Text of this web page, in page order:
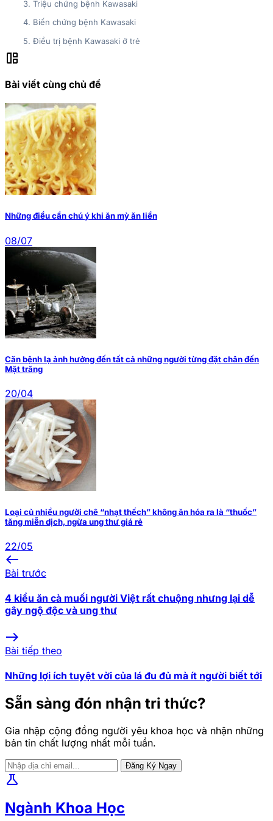
3. Triệu chứng bệnh Kawasaki
4. Biến chứng bệnh Kawasaki
5. Điều trị bệnh Kawasaki ở trẻ
auto_awesome_mosaic
Bài viết cùng chủ đề
Những điều cần chú ý khi ăn mỳ ăn liền
08/07
Căn bệnh lạ ảnh hưởng đến tất cả những người từng đặt chân đến
Mặt trăng
20/04
Loại củ nhiều người chê “nhạt thếch” không ăn hóa ra là “thuốc”
tăng miễn dịch, ngừa ung thư giá rẻ
22/05
west
Bài trước
4 kiểu ăn cà muối người Việt rất chuộng nhưng lại dễ
gây ngộ độc và ung thư
east
Bài tiếp theo
Những lợi ích tuyệt vời của lá đu đủ mà ít người biết tới
Sẵn sàng đón nhận tri thức?
Gia nhập cộng đồng người yêu khoa học và nhận những
bản tin chất lượng nhất mỗi tuần.
Đăng Ký Ngay
science
Ngành Khoa Học